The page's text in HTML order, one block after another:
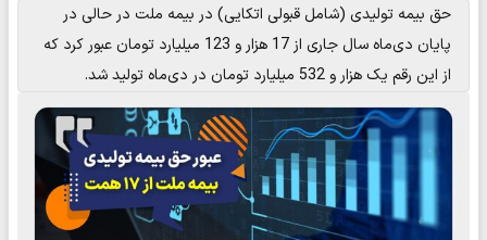
حق بیمه تولیدی (شامل قبولی اتکایی) در بیمه ملت در حالی در
پایان دی‌ماه سال جاری از 17 هزار و 123 میلیارد تومان عبور کرد که
از این رقم یک هزار و 532 میلیارد تومان در دی‌ماه تولید شد.